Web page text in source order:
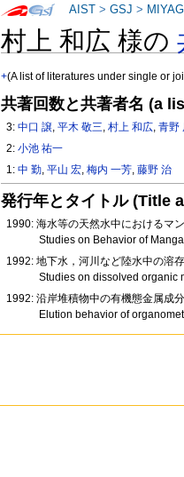
村上 和広 様の
+(A list of literatures under single or
共著回数と共著者名 (a
3:中口 譲,平木 敬三,村上 和広,青野
2:小池 祐一
1:中 勤,平山 宏,梅内 一芳,藤野 治
発行年とタイトル (Title
1990: 海水等の天然水中におけるマ
Studies on Behavior of
1992: 地下水，河川など陸水中の溶
Studies on dissolved organic
1992: 沿岸堆積物中の有機態金属成
Elution behavior of
AIST >GSJ >